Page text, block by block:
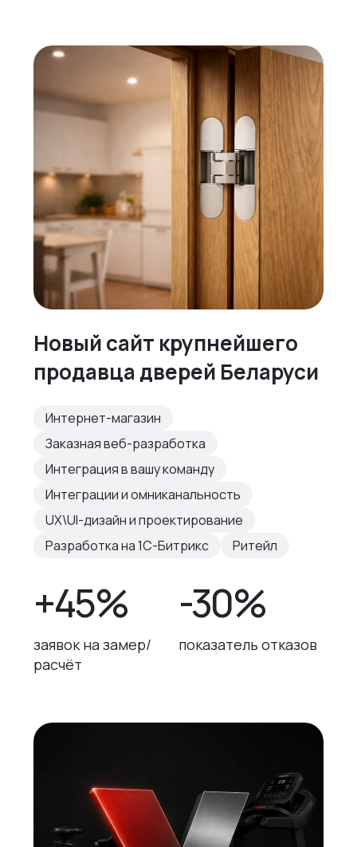
Новый сайт крупнейшего
продавца дверей Беларуси
Интернет-магазин
Заказная веб-разработка
Интеграция в вашу команду
Интеграции и омниканальность
UX\UI-дизайн и проектирование
Разработка на 1С-Битрикс
Ритейл
+45%
заявок на замер/
расчёт
-30%
показатель отказов